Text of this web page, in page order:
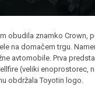
obudila znamko Crown,
na domačem trgu.
avtomobile. Prva
(veliki enoprostorec,
obdržala Toyotin logo.